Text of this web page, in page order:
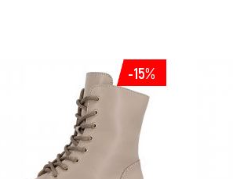
-15%